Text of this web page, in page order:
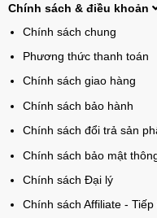
Chính sách & điều khoản
Chính sách chung
Phương thức thanh toán
Chính sách giao hàng
Chính sách bảo hành
Chính sách đổi trả sản
Chính sách bảo mật
Chính sách Đại lý
Chính sách Affiliate -